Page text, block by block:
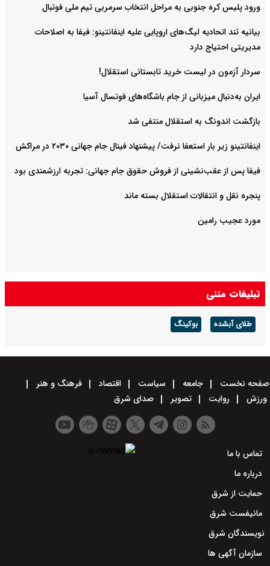
ورود پلیس کره جنوبی به مراحل انتخاب سرمربی تیم ملی فوتبال
بیانیه تند اتحادیه لیگ‌های اروپایی علیه اینفانتینو: فیفا به اصلاحات
مدیریتی احتیاج دارد
سردار آزمون در لیست خرید تابستانی استقلال!
ایران به‌دنبال میزبانی از جام باشگاه‌های فوتسال آسیا
بازگشت اندونگ به استقلال منتفی شد
اینفانتینو زیر بار استعفا نرفت/ پیشنهاد فینال جام جهانی ۲۰۳۰ در مراکش
فیفا پس از عقب‌نشینی از فروش حقوق جام جهانی: تجربه ارزشمندی بود
پنجره نقل و انتقالات استقلال بسته ماند
مورد عجیب رامین
تبلیغات متنی
طلای آبشده بوکینگ
صفحه نخست جامعه سیاست اقتصاد
فرهنگ و هنر
ورزش
روایت تصویر صدای شرق
تماس با ما
درباره ما
حمایت از شرق
مانیفست شرق
نویسندگان شرق
سازمان آگهی ها